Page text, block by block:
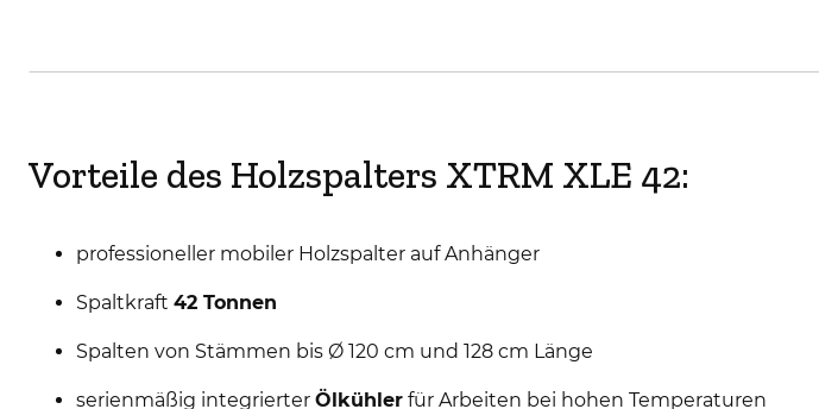
Vorteile des Holzspalters XTRM XLE 42:
professioneller mobiler Holzspalter auf Anhänger
Spaltkraft 42 Tonnen
Spalten von Stämmen bis Ø 120 cm und 128 cm Länge
serienmäßig integrierter Ölkühlerfür Arbeiten bei hohen Temperaturen